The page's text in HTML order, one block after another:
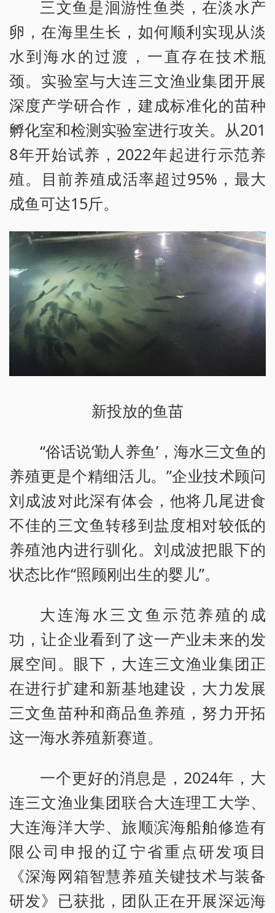
三文鱼是洄游性鱼类，在淡水产
卵，在海里生长，如何顺利实现从淡
水到海水的过渡，一直存在技术瓶
颈。实验室与大连三文渔业集团开展
深度产学研合作，建成标准化的苗种
孵化室和检测实验室进行攻关。从201
8年开始试养，2022年起进行示范养
殖。目前养殖成活率超过95%，最大
成鱼可达15斤。
新投放的鱼苗
“俗话说‘勤人养鱼’，海水三文鱼的
养殖更是个精细活儿。”企业技术顾问
刘成波对此深有体会，他将几尾进食
不佳的三文鱼转移到盐度相对较低的
养殖池内进行驯化。刘成波把眼下的
状态比作“照顾刚出生的婴儿”。
大连海水三文鱼示范养殖的成
功，让企业看到了这一产业未来的发
展空间。眼下，大连三文渔业集团正
在进行扩建和新基地建设，大力发展
三文鱼苗种和商品鱼养殖，努力开拓
这一海水养殖新赛道。
一个更好的消息是，2024年，大
连三文渔业集团联合大连理工大学、
大连海洋大学、旅顺滨海船舶修造有
限公司申报的辽宁省重点研发项目
《深海网箱智慧养殖关键技术与装备
研发》已获批，团队正在开展深远海